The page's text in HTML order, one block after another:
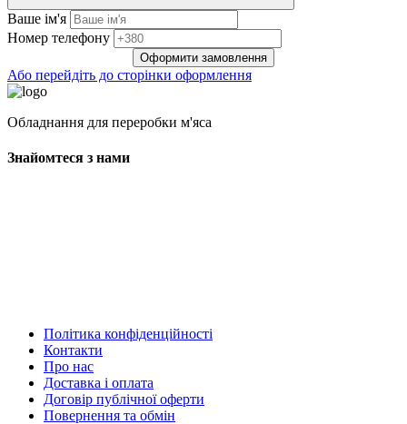
Ваше ім'я
Нoмep тeлeфoнy
Оформити замовлення
Або перейдіть до сторінки оформлення
Обладнання для переробки м'яса
Знайомтеся з нами
Політика конфіденційності
Контакти
Про нас
Доставка і оплата
Договір публічної оферти
Повернення та обмін